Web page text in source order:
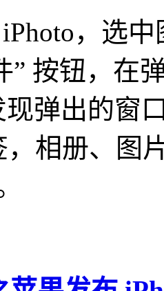
，选中
” 按钮，在
弹出的窗
，相册、图